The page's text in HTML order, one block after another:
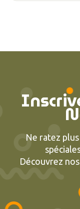
Ne ratez
Découvrez